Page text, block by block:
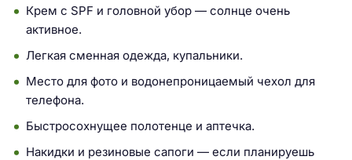
Крем с SPF и головной убор — солнце очень
активное.
Легкая сменная одежда, купальники.
Место для фото и водонепроницаемый чехол для
телефона.
Быстросохнущее полотенце и аптечка.
Накидки и резиновые сапоги — если планируешь